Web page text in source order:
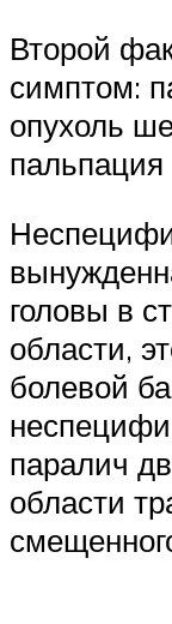
Второй
симптом:
опухоль
пальпация
головы в
области,
болевой
паралич
области